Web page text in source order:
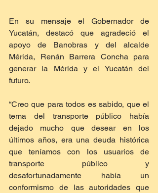
En su mensaje el Gobernador de
Yucatán, destacó que agradeció el
apoyo de Banobras y del alcalde
Mérida, Renán Barrera Concha para
generar la Mérida y el Yucatán del
futuro.
“Creo que para todos es sabido, que el
tema del transporte público había
dejado mucho que desear en los
últimos años, era una deuda histórica
que teníamos con los usuarios de
transporte público y
desafortunadamente había un
conformismo de las autoridades que